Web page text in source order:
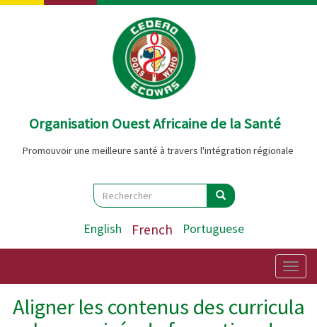
Aller
Organisation Ouest Africaine de la Santé
Promouvoir une meilleure santé à travers l'intégration régionale
Search
Rechercher Rechercher
English French Portuguese
Aligner les contenus des curricula